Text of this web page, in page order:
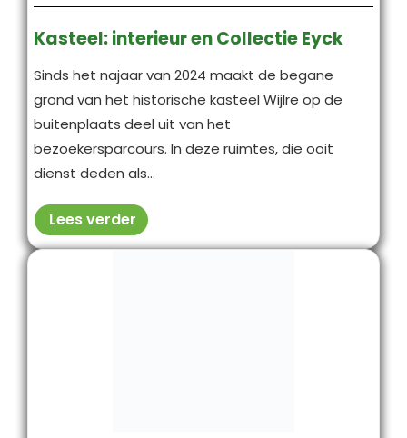
Kasteel: interieur en Collectie Eyck
Sinds het najaar van 2024 maakt de begane
grond van het historische kasteel Wijlre op de
buitenplaats deel uit van het
bezoekersparcours. In deze ruimtes, die ooit
dienst deden als...
Lees verder